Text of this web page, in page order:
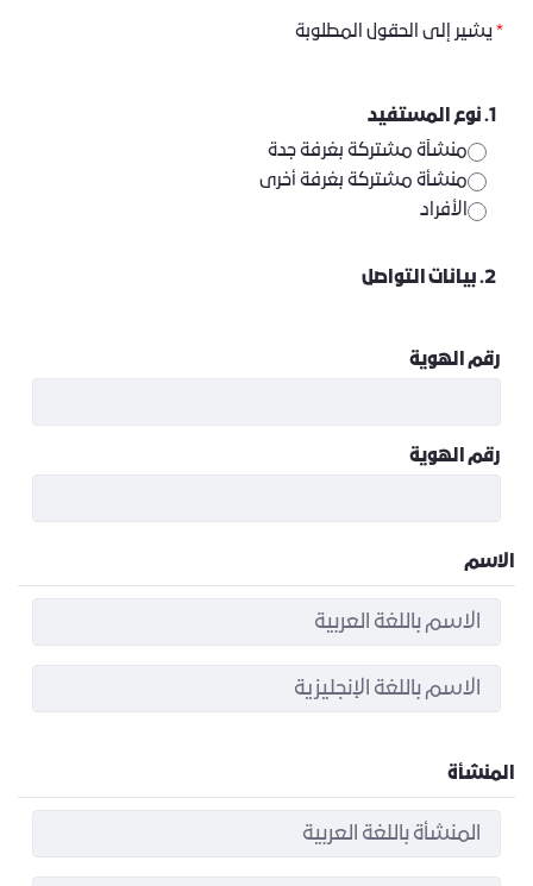
*يشير إلى الحقول المطلوبة
1. نوع المستفيد
منشآة مشتركة بغرفة جدة
منشأة مشتركة بغرفة أخرى
الأفراد
2. بيانات التواصل
رقم الهوية
رقم الهوية
الاسم
المنشأة